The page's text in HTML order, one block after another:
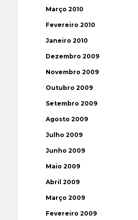
Março 2010
Fevereiro 2010
Janeiro 2010
Dezembro 2009
Novembro 2009
Outubro 2009
Setembro 2009
Agosto 2009
Julho 2009
Junho 2009
Maio 2009
Abril 2009
Março 2009
Fevereiro 2009